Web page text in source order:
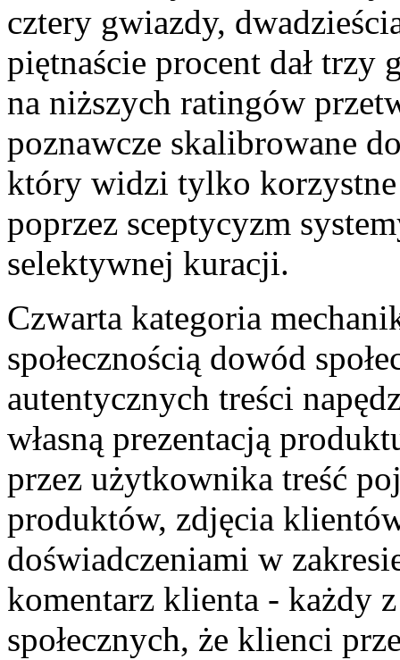
cztery gwiazdy,
piętnaście procent dał trzy
na niższych ratingów
poznawcze skalibrowane
który widzi tylko korzystne
poprzez sceptycyzm
selektywnej kuracji.
Czwarta kategoria
społecznością dowód
autentycznych treści
własną prezentacją
przez użytkownika treść
produktów, zdjęcia
doświadczeniami w
komentarz klienta - każdy
społecznych, że klienci